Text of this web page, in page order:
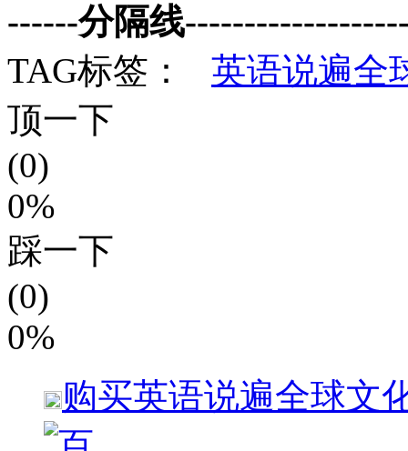
------分隔线
TAG标签：
英语说遍全
顶一下
(0)
0%
踩一下
(0)
0%
购买英语说遍全球文